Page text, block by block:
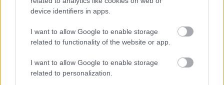
device identifiers in apps.
I want to allow Google to enable storage
related to functionality of the website or app.
I want to allow Google to enable storage
related to personalization.
Η FIVB σχεδιάζει να διοργανώσει το Παγκόσμιο
Έτοιμη για… υψηλές πτήσεις η Μπενφίκα του Ψάρρα
με τον «Ιπτάμενο Ολλανδό» Βίλτενμπουργκ